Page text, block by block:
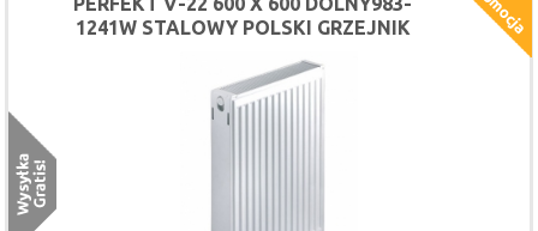
1241W STALOWY POLSKI GRZEJNIK